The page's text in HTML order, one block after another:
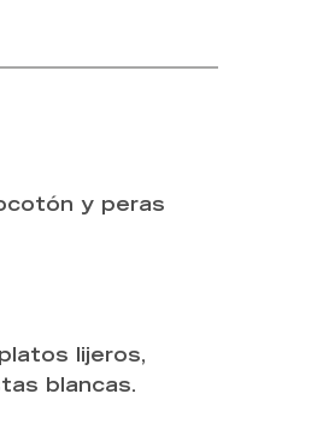
y peras
lijeros,
blancas.